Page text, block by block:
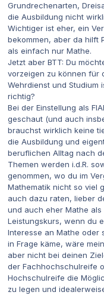
Grundrechenarten,
die Ausbildung nicht
Wichtiger ist eher, ein
bekommen, aber da hilft
als einfach nur Mathe.
Jetzt aber BTT: Du
vorzeigen zu können für
Wehrdienst und Studium
richtig?
Bei der Einstellung als
geschaut (und auch
brauchst wirklich keine
die Ausbildung und
beruflichen Alltag nach
Themen werden i.d.R.
genommen, wo du im
Mathematik nicht so viel
auch dazu raten, lieber
und auch eher Mathe
Leistungskurs, wenn du
Interesse an Mathe oder
in Frage käme, wäre
aber nicht bei deinen
der Fachhochschulreife
Hochschulreife die
zu legen und